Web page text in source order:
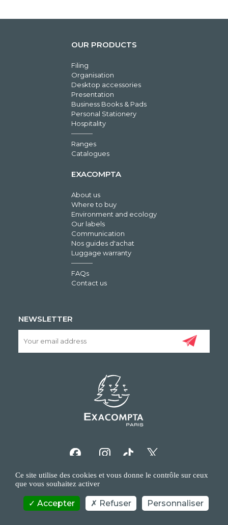
OUR PRODUCTS
Filing
Organisation
Desktop accessories
Presentation
Business Books & Pads
Personal Stationery
Hospitality
Ranges
Catalogues
EXACOMPTA
About us
Where to buy
Environment and ecology
Our labels
Communication
Nos guides d'achat
Luggage warranty
FAQs
Contact us
NEWSLETTER
COPYRIGHT/IP POLICY PERSONAL DATA POLICY CONTACT US
Ce site utilise des cookies et vous donne le contrôle sur ceux
que vous souhaitez activer
Accepter Refuser Personnaliser